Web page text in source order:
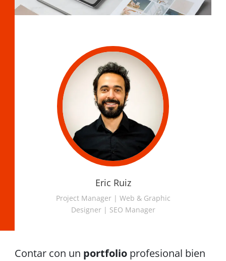
Eric Ruiz
Project Manager | Web & Graphic
Designer | SEO Manager
Contar con un portfolio profesional bien